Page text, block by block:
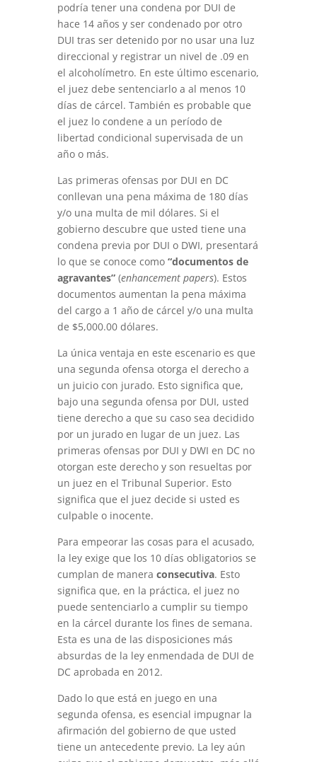
podría tener una condena por DUI de
hace 14 años y ser condenado por otro
DUI tras ser detenido por no usar una luz
direccional y registrar un nivel de .09 en
el alcoholímetro. En este último escenario,
el juez debe sentenciarlo a al menos 10
días de cárcel. También es probable que
el juez lo condene a un período de
libertad condicional supervisada de un
año o más.
Las primeras ofensas por DUI en DC
conllevan una pena máxima de 180 días
y/o una multa de mil dólares. Si el
gobierno descubre que usted tiene una
condena previa por DUI o DWI, presentará
lo que se conoce como “documentos de
agravantes”(enhancement papers). Estos
documentos aumentan la pena máxima
del cargo a 1 año de cárcel y/o una multa
de $5,000.00 dólares.
La única ventaja en este escenario es que
una segunda ofensa otorga el derecho a
un juicio con jurado. Esto significa que,
bajo una segunda ofensa por DUI, usted
tiene derecho a que su caso sea decidido
por un jurado en lugar de un juez. Las
primeras ofensas por DUI y DWI en DC no
otorgan este derecho y son resueltas por
un juez en el Tribunal Superior. Esto
significa que el juez decide si usted es
culpable o inocente.
Para empeorar las cosas para el acusado,
la ley exige que los 10 días obligatorios se
cumplan de manera consecutiva. Esto
significa que, en la práctica, el juez no
puede sentenciarlo a cumplir su tiempo
en la cárcel durante los fines de semana.
Esta es una de las disposiciones más
absurdas de la ley enmendada de DUI de
DC aprobada en 2012.
Dado lo que está en juego en una
segunda ofensa, es esencial impugnar la
afirmación del gobierno de que usted
tiene un antecedente previo. La ley aún